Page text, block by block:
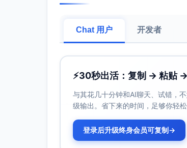
Chat 用户 开发者
⚡30秒出活：复制 → 粘贴
与其花几十分钟和AI聊天、试错，
级输出。省下来的时间，足够你轻
登录后升级终身会员可复制→